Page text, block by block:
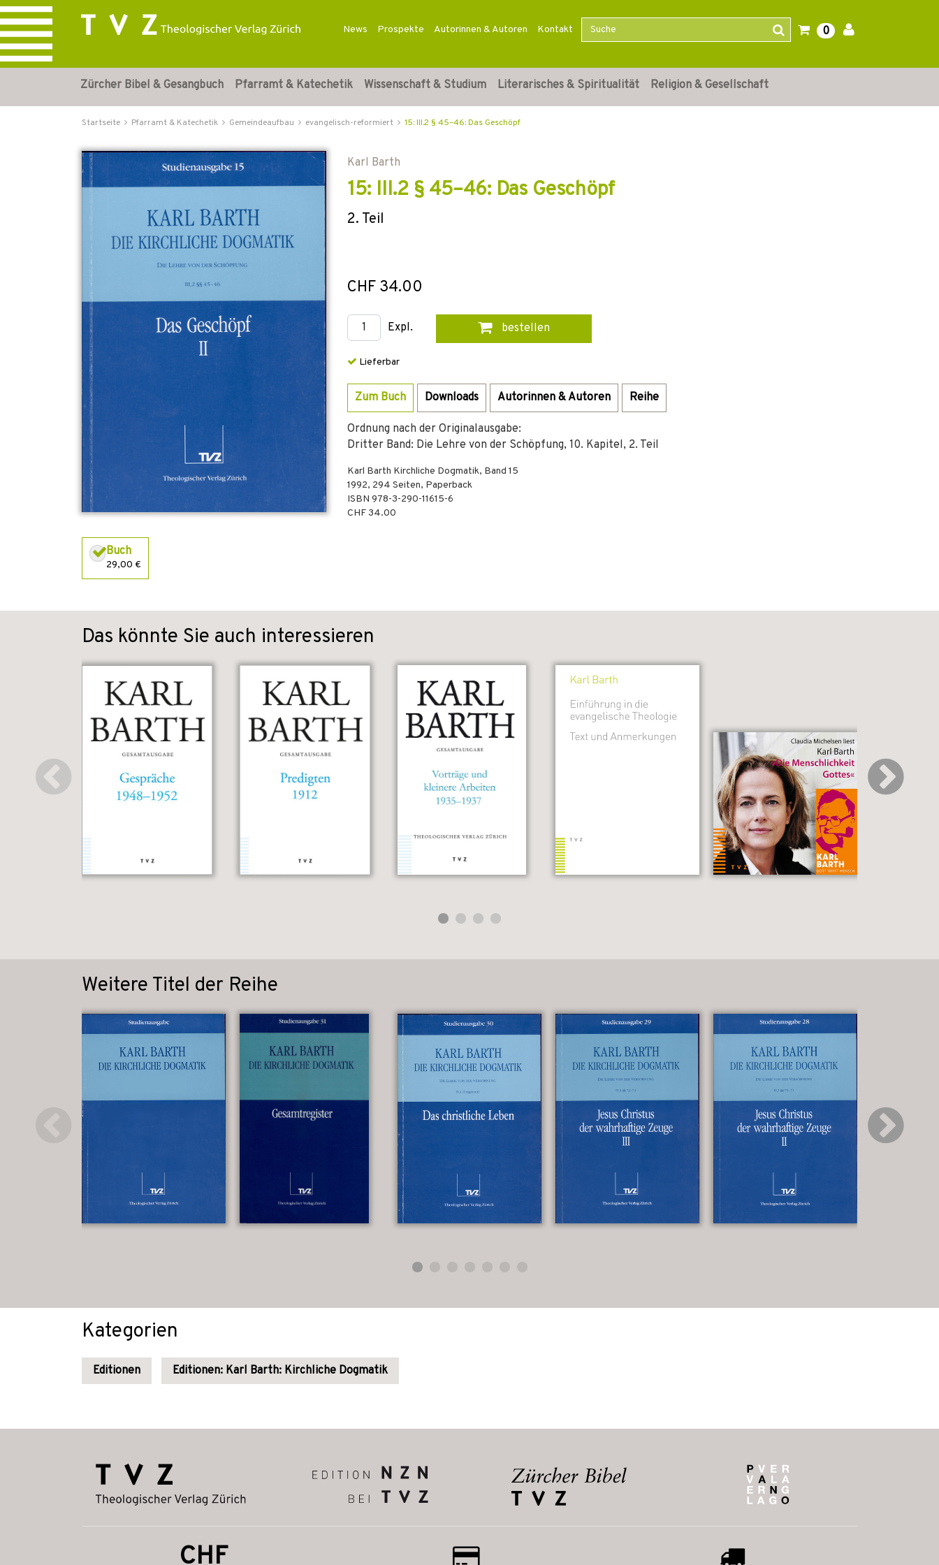
News Prospekte Autorinnen & Autoren Kontakt 0
Zürcher Bibel & Gesangbuch Pfarramt & Katechetik Wissenschaft & Studium Literarisches & Spiritualität Religion & Gesellschaft
Startseite Pfarramt & Katechetik Gemeindeaufbau evangelisch-reformiert 15: III.2 § 45–46: Das Geschöpf
Buch
29,00 €
Karl Barth
15: III.2 § 45–46: Das Geschöpf
2. Teil
CHF 34.00
Expl. bestellen
Lieferbar
Zum Buch Downloads Autorinnen & Autoren Reihe
Ordnung nach der Originalausgabe:
Dritter Band: Die Lehre von der Schöpfung, 10. Kapitel, 2. Teil
Karl Barth Kirchliche Dogmatik, Band 15
1992, 294 Seiten, Paperback
ISBN 978-3-290-11615-6
CHF 34.00
Das könnte Sie auch interessieren
Weitere Titel der Reihe
Kategorien
Editionen Editionen: Karl Barth: Kirchliche Dogmatik
CHF